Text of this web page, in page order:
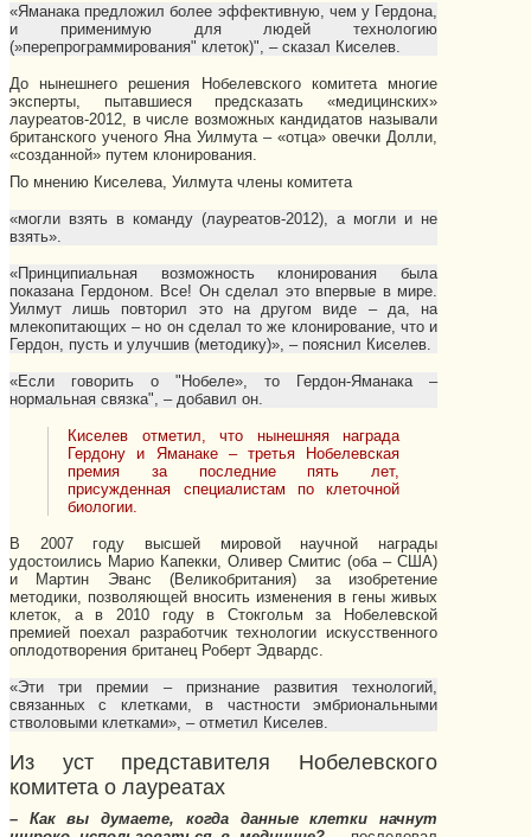
«Яманака предложил более эффективную, чем у Гердона,
и применимую для людей технологию
(»перепрограммирования" клеток)", – сказал Киселев.
До нынешнего решения Нобелевского комитета многие
эксперты, пытавшиеся предсказать «медицинских»
лауреатов-2012, в числе возможных кандидатов называли
британского ученого Яна Уилмута – «отца» овечки Долли,
«созданной» путем клонирования.
По мнению Киселева, Уилмута члены комитета
«могли взять в команду (лауреатов-2012), а могли и не
взять».
«Принципиальная возможность клонирования была
показана Гердоном. Все! Он сделал это впервые в мире.
Уилмут лишь повторил это на другом виде – да, на
млекопитающих – но он сделал то же клонирование, что и
Гердон, пусть и улучшив (методику)», – пояснил Киселев.
«Если говорить о "Нобеле», то Гердон-Яманака –
нормальная связка", – добавил он.
Киселев отметил, что нынешняя награда
Гердону и Яманаке – третья Нобелевская
премия за последние пять лет,
присужденная специалистам по клеточной
биологии.
В 2007 году высшей мировой научной награды
удостоились Марио Капекки, Оливер Смитис (оба – США)
и Мартин Эванс (Великобритания) за изобретение
методики, позволяющей вносить изменения в гены живых
клеток, а в 2010 году в Стокгольм за Нобелевской
премией поехал разработчик технологии искусственного
оплодотворения британец Роберт Эдвардс.
«Эти три премии – признание развития технологий,
связанных с клетками, в частности эмбриональными
стволовыми клетками», – отметил Киселев.
Из уст представителя Нобелевского
комитета о лауреатах
– Как вы думаете, когда данные клетки начнут